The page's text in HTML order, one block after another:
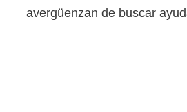
avergüenzan de buscar